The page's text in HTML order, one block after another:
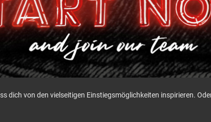
dich von den vielseitigen Einstiegsmöglichkeiten inspirieren.